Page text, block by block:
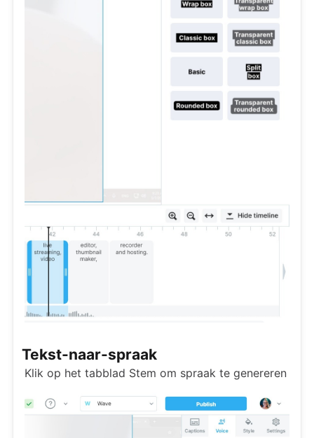
Tekst-naar-spraak
Klik op het tabblad Stem om spraak te genereren